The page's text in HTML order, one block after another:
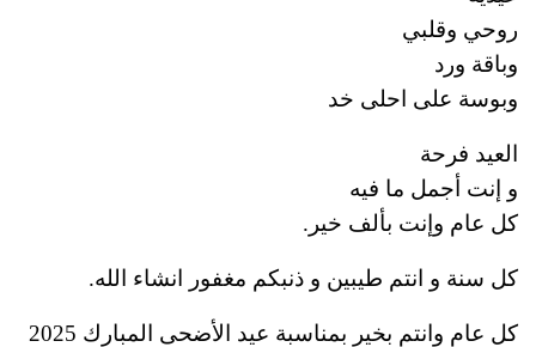
روحي وقلبي
وباقة ورد
وبوسة على احلى خد
العيد فرحة
و إنت أجمل ما فيه
كل عام وإنت بألف خير.
كل سنة و انتم طيبين و ذنبكم مغفور انشاء الله.
كل عام وانتم بخير بمناسبة عيد الأضحى المبارك 2025